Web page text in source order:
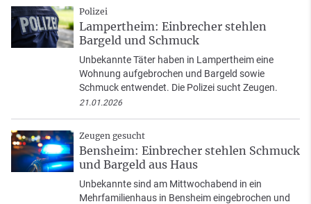
Polizei
Lampertheim: Einbrecher stehlen
Bargeld und Schmuck
Unbekannte Täter haben in Lampertheim eine
Wohnung aufgebrochen und Bargeld sowie
Schmuck entwendet. Die Polizei sucht Zeugen.
21.01.2026
Zeugen gesucht
Bensheim: Einbrecher stehlen Schmuck
und Bargeld aus Haus
Unbekannte sind am Mittwochabend in ein
Mehrfamilienhaus in Bensheim eingebrochen und